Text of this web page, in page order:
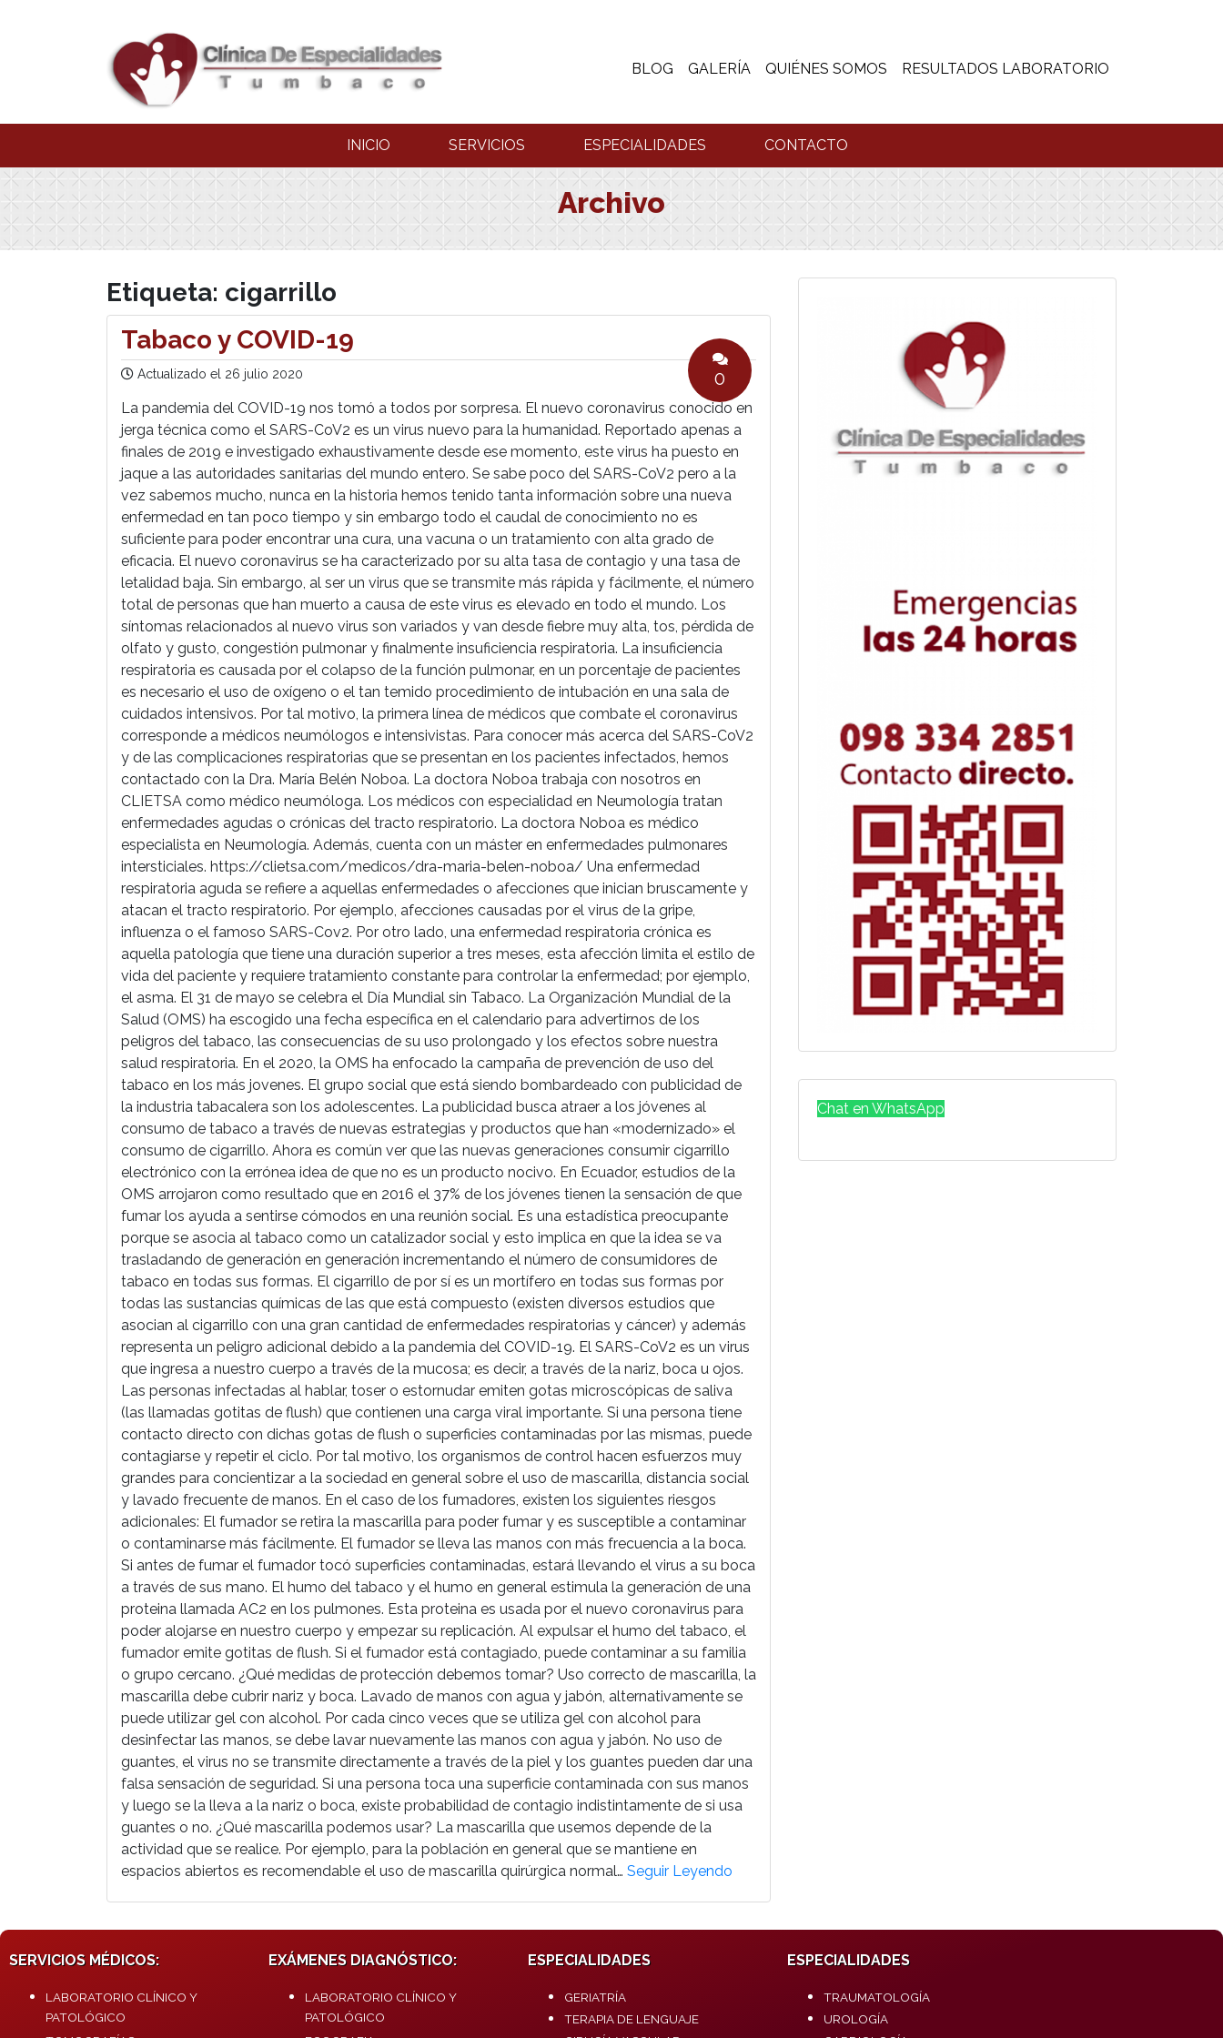
BLOG GALERÍA QUIÉNES SOMOS RESULTADOS LABORATORIO
INICIO SERVICIOS ESPECIALIDADES CONTACTO
Archivo
Etiqueta: cigarrillo
Tabaco y COVID-19
Actualizado el 26 julio 2020 0
La pandemia del COVID-19 nos tomó a todos por sorpresa. El nuevo coronavirus conocido en
jerga técnica como el SARS-CoV2 es un virus nuevo para la humanidad. Reportado apenas a
finales de 2019 e investigado exhaustivamente desde ese momento, este virus ha puesto en
jaque a las autoridades sanitarias del mundo entero. Se sabe poco del SARS-CoV2 pero a la
vez sabemos mucho, nunca en la historia hemos tenido tanta información sobre una nueva
enfermedad en tan poco tiempo y sin embargo todo el caudal de conocimiento no es
suficiente para poder encontrar una cura, una vacuna o un tratamiento con alta grado de
eficacia. El nuevo coronavirus se ha caracterizado por su alta tasa de contagio y una tasa de
letalidad baja. Sin embargo, al ser un virus que se transmite más rápida y fácilmente, el número
total de personas que han muerto a causa de este virus es elevado en todo el mundo. Los
síntomas relacionados al nuevo virus son variados y van desde fiebre muy alta, tos, pérdida de
olfato y gusto, congestión pulmonar y finalmente insuficiencia respiratoria. La insuficiencia
respiratoria es causada por el colapso de la función pulmonar, en un porcentaje de pacientes
es necesario el uso de oxígeno o el tan temido procedimiento de intubación en una sala de
cuidados intensivos. Por tal motivo, la primera línea de médicos que combate el coronavirus
corresponde a médicos neumólogos e intensivistas. Para conocer más acerca del SARS-CoV2
y de las complicaciones respiratorias que se presentan en los pacientes infectados, hemos
contactado con la Dra. María Belén Noboa. La doctora Noboa trabaja con nosotros en
CLIETSA como médico neumóloga. Los médicos con especialidad en Neumología tratan
enfermedades agudas o crónicas del tracto respiratorio. La doctora Noboa es médico
especialista en Neumología. Además, cuenta con un máster en enfermedades pulmonares
intersticiales. https://clietsa.com/medicos/dra-maria-belen-noboa/ Una enfermedad
respiratoria aguda se refiere a aquellas enfermedades o afecciones que inician bruscamente y
atacan el tracto respiratorio. Por ejemplo, afecciones causadas por el virus de la gripe,
influenza o el famoso SARS-Cov2. Por otro lado, una enfermedad respiratoria crónica es
aquella patología que tiene una duración superior a tres meses, esta afección limita el estilo de
vida del paciente y requiere tratamiento constante para controlar la enfermedad; por ejemplo,
el asma. El 31 de mayo se celebra el Día Mundial sin Tabaco. La Organización Mundial de la
Salud (OMS) ha escogido una fecha específica en el calendario para advertirnos de los
peligros del tabaco, las consecuencias de su uso prolongado y los efectos sobre nuestra
salud respiratoria. En el 2020, la OMS ha enfocado la campaña de prevención de uso del
tabaco en los más jovenes. El grupo social que está siendo bombardeado con publicidad de
la industria tabacalera son los adolescentes. La publicidad busca atraer a los jóvenes al
consumo de tabaco a través de nuevas estrategias y productos que han «modernizado» el
consumo de cigarrillo. Ahora es común ver que las nuevas generaciones consumir cigarrillo
electrónico con la errónea idea de que no es un producto nocivo. En Ecuador, estudios de la
OMS arrojaron como resultado que en 2016 el 37% de los jóvenes tienen la sensación de que
fumar los ayuda a sentirse cómodos en una reunión social. Es una estadística preocupante
porque se asocia al tabaco como un catalizador social y esto implica en que la idea se va
trasladando de generación en generación incrementando el número de consumidores de
tabaco en todas sus formas. El cigarrillo de por sí es un mortífero en todas sus formas por
todas las sustancias químicas de las que está compuesto (existen diversos estudios que
asocian al cigarrillo con una gran cantidad de enfermedades respiratorias y cáncer) y además
representa un peligro adicional debido a la pandemia del COVID-19. El SARS-CoV2 es un virus
que ingresa a nuestro cuerpo a través de la mucosa; es decir, a través de la nariz, boca u ojos.
Las personas infectadas al hablar, toser o estornudar emiten gotas microscópicas de saliva
(las llamadas gotitas de flush) que contienen una carga viral importante. Si una persona tiene
contacto directo con dichas gotas de flush o superficies contaminadas por las mismas, puede
contagiarse y repetir el ciclo. Por tal motivo, los organismos de control hacen esfuerzos muy
grandes para concientizar a la sociedad en general sobre el uso de mascarilla, distancia social
y lavado frecuente de manos. En el caso de los fumadores, existen los siguientes riesgos
adicionales: El fumador se retira la mascarilla para poder fumar y es susceptible a contaminar
o contaminarse más fácilmente. El fumador se lleva las manos con más frecuencia a la boca.
Si antes de fumar el fumador tocó superficies contaminadas, estará llevando el virus a su boca
a través de sus mano. El humo del tabaco y el humo en general estimula la generación de una
proteina llamada AC2 en los pulmones. Esta proteina es usada por el nuevo coronavirus para
poder alojarse en nuestro cuerpo y empezar su replicación. Al expulsar el humo del tabaco, el
fumador emite gotitas de flush. Si el fumador está contagiado, puede contaminar a su familia
o grupo cercano. ¿Qué medidas de protección debemos tomar? Uso correcto de mascarilla, la
mascarilla debe cubrir nariz y boca. Lavado de manos con agua y jabón, alternativamente se
puede utilizar gel con alcohol. Por cada cinco veces que se utiliza gel con alcohol para
desinfectar las manos, se debe lavar nuevamente las manos con agua y jabón. No uso de
guantes, el virus no se transmite directamente a través de la piel y los guantes pueden dar una
falsa sensación de seguridad. Si una persona toca una superficie contaminada con sus manos
y luego se la lleva a la nariz o boca, existe probabilidad de contagio indistintamente de si usa
guantes o no. ¿Qué mascarilla podemos usar? La mascarilla que usemos depende de la
actividad que se realice. Por ejemplo, para la población en general que se mantiene en
espacios abiertos es recomendable el uso de mascarilla quirúrgica normal… Seguir Leyendo
Chat en WhatsApp
SERVICIOS MÉDICOS:
LABORATORIO CLÍNICO Y
PATOLÓGICO
EXÁMENES DIAGNÓSTICO:
LABORATORIO CLÍNICO Y
PATOLÓGICO
ESPECIALIDADES
GERIATRÍA
TERAPIA DE LENGUAJE
ESPECIALIDADES
TRAUMATOLOGÍA
UROLOGÍA